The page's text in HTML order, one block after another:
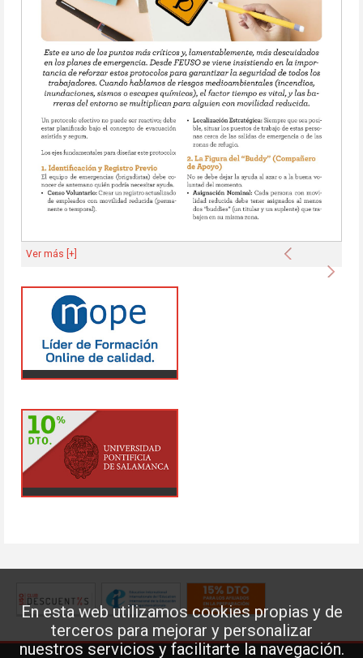
En esta web utilizamos cookies propias y de
terceros para mejorar y personalizar
nuestros servicios y facilitarte la navegación.
Anterior
Ver más [+]